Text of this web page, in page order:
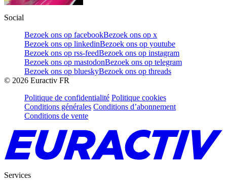
Social
Bezoek ons op facebookBezoek ons op x
Bezoek ons op linkedinBezoek ons op youtube
Bezoek ons op rss-feedBezoek ons op instagram
Bezoek ons op mastodonBezoek ons op telegram
Bezoek ons op blueskyBezoek ons op threads
© 2026 Euractiv FR
Politique de confidentialité Politique cookies
Conditions générales Conditions d’abonnement
Conditions de vente
Services